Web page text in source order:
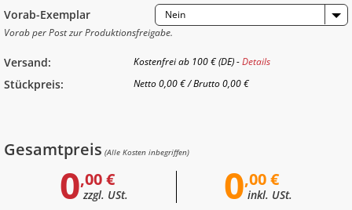
Vorab-Exemplar
Nein
Vorab per Post zur Produktionsfreigabe.
Versand: Kostenfrei ab 100 € (DE) -Details
Stückpreis: Netto 0,00 €/ Brutto 0,00 €
Gesamtpreis (Alle Kosten inbegriffen)
0,00 €
zzgl. USt. 0,00 €
inkl. USt.